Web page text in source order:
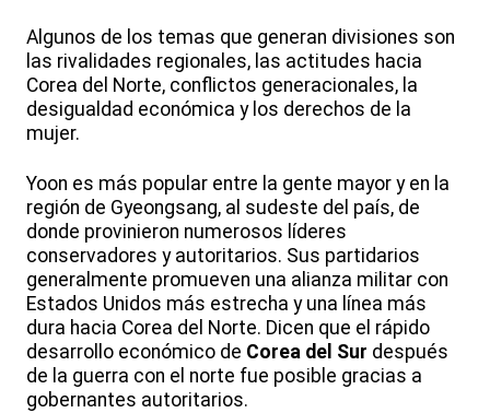
Algunos de los temas que generan divisiones son
las rivalidades regionales, las actitudes hacia
Corea del Norte, conflictos generacionales, la
desigualdad económica y los derechos de la
mujer.
Yoon es más popular entre la gente mayor y en la
región de Gyeongsang, al sudeste del país, de
donde provinieron numerosos líderes
conservadores y autoritarios. Sus partidarios
generalmente promueven una alianza militar con
Estados Unidos más estrecha y una línea más
dura hacia Corea del Norte. Dicen que el rápido
desarrollo económico de Corea del Sur después
de la guerra con el norte fue posible gracias a
gobernantes autoritarios.